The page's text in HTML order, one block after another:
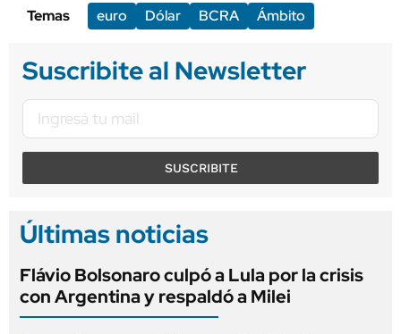
Temas
euro Dólar BCRA Ámbito
Suscribite al Newsletter
SUSCRIBITE
Últimas noticias
Flávio Bolsonaro culpó a Lula por la crisis
con Argentina y respaldó a Milei